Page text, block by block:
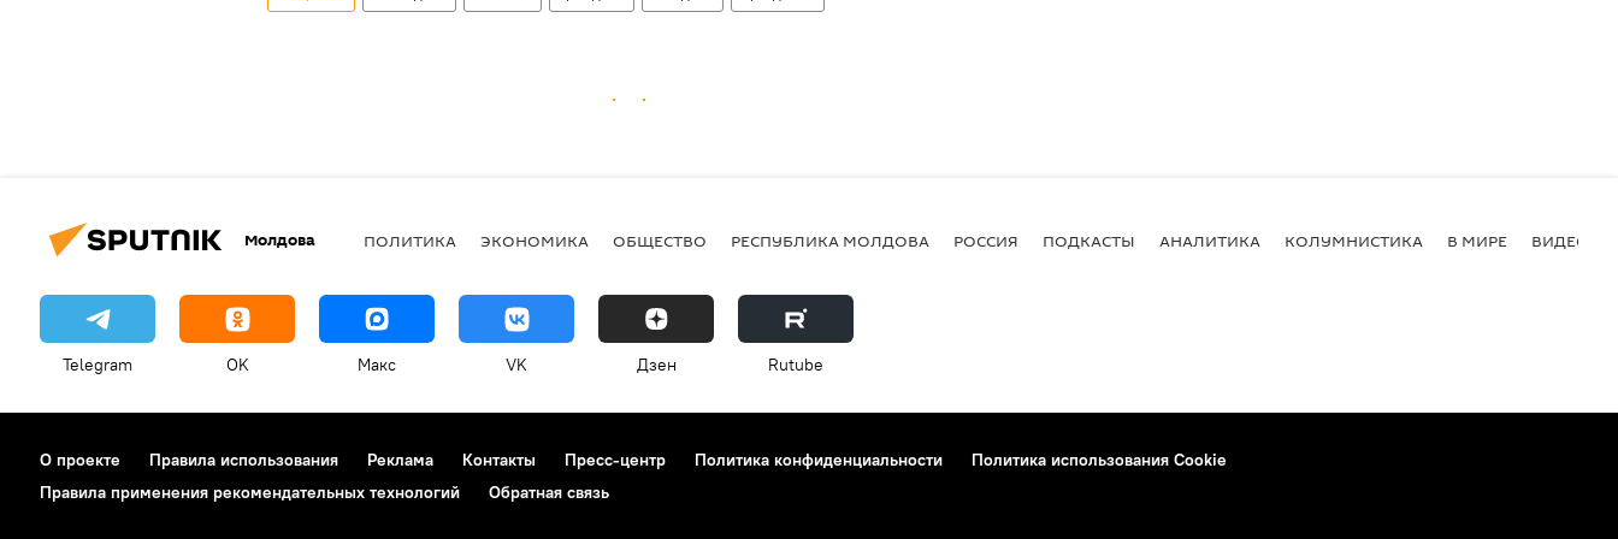
Молдова ПОЛИТИКА ЭКОНОМИКА ОБЩЕСТВО РЕСПУБЛИКА МОЛДОВА РОССИЯ ПОДКАСТЫ АНАЛИТИКА КОЛУМНИСТИКА В МИРЕ ВИДЕО
Telegram OK Макс VK Дзен Rutube
О проекте Правила использования Реклама Контакты Пресс-центр Политика конфиденциальности
Политика использования Cookie
Правила применения рекомендательных технологий
Обратная связь